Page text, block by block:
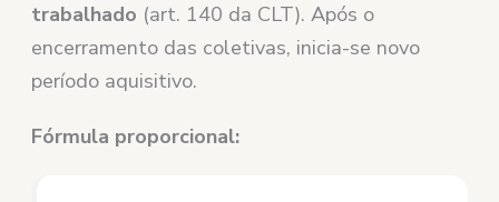
trabalhado (art. 140 da CLT). Após o
encerramento das coletivas, inicia-se novo
período aquisitivo.
Fórmula proporcional: